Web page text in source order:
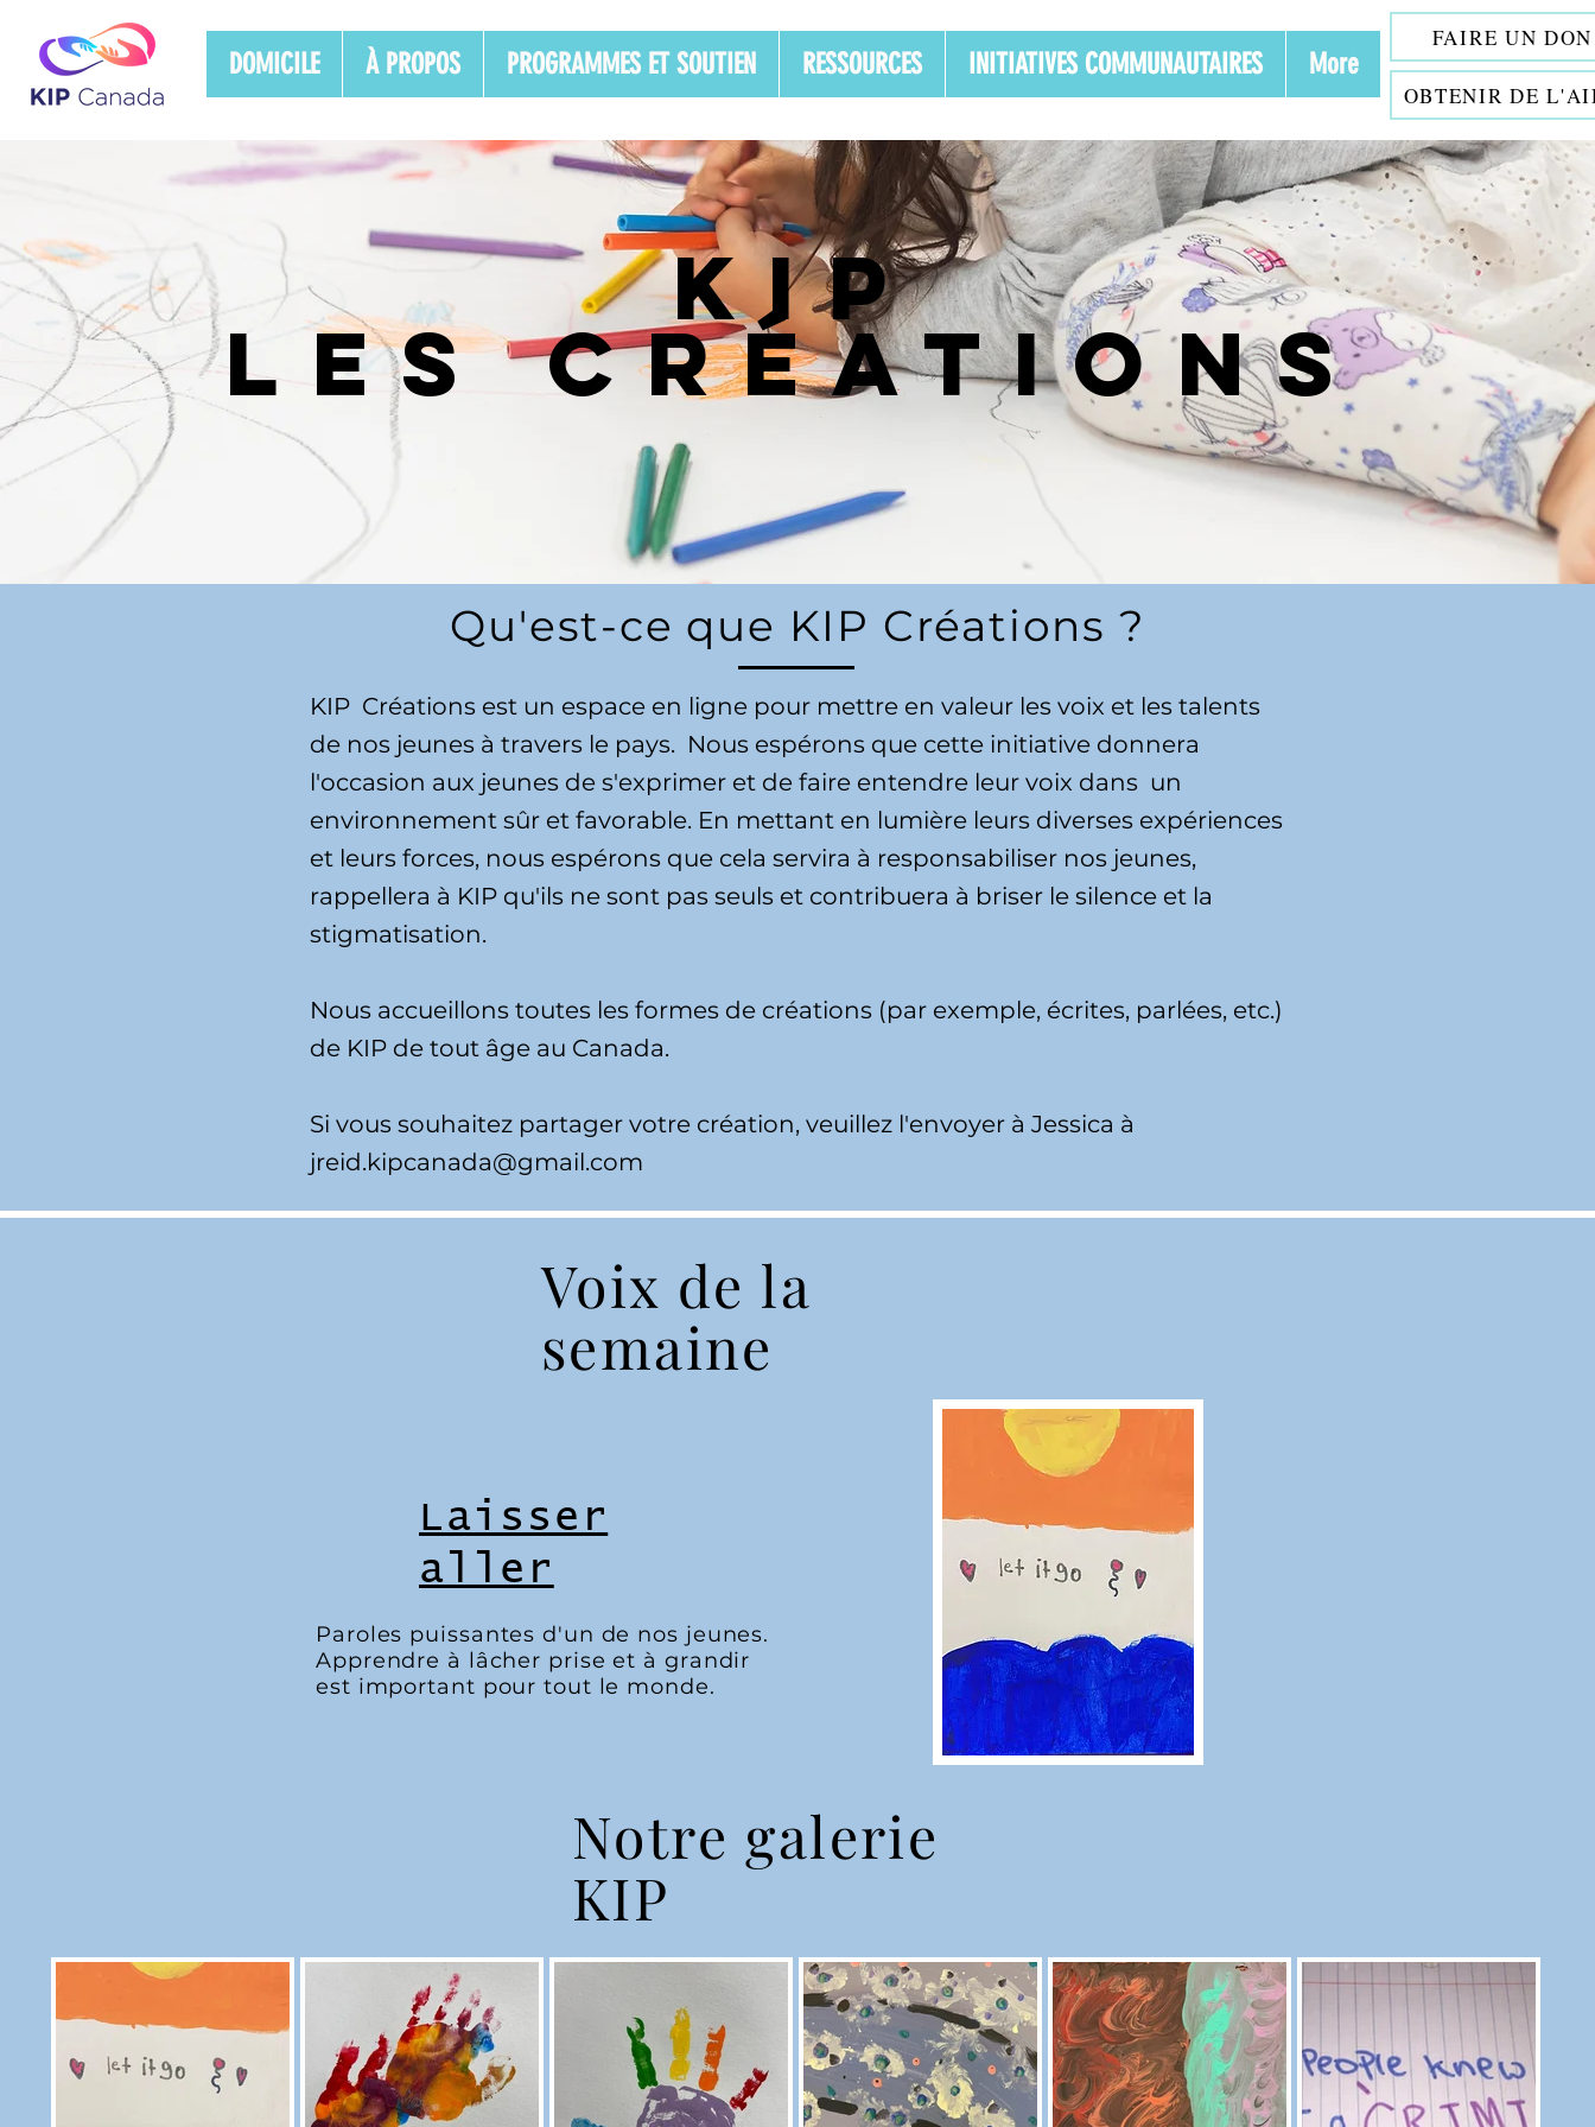
DOMICILE À PROPOS PROGRAMMES ET SOUTIEN RESSOURCES INITIATIVES COMMUNAUTAIRES More
FAIRE UN DON
OBTENIR DE
KIP
LES CRÉATIONS
Qu'est-ce que KIP Créations ?
KIP Créations est un espace en ligne pour mettre en valeur les voix et les talents
de nos jeunes à travers le pays. Nous espérons que cette initiative donnera
l'occasion aux jeunes de s'exprimer et de faire entendre leur voix dans un
environnement sûr et favorable. En mettant en lumière leurs diverses expériences
et leurs forces, nous espérons que cela servira à responsabiliser nos jeunes,
rappellera à KIP qu'ils ne sont pas seuls et contribuera à briser le silence et la
stigmatisation.
Nous accueillons toutes les formes de créations (par exemple, écrites, parlées, etc.)
de KIP de tout âge au Canada.
Si vous souhaitez partager votre création, veuillez l'envoyer à Jessica à
jreid.kipcanada@gmail.com
Voix de la
semaine
Laisser
aller
Paroles puissantes d'un de nos jeunes.
Apprendre à lâcher prise et à grandir
est important pour tout le monde.
Notre galerie
KIP